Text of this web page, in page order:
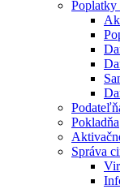
Poplatky
Pokladňa
Správa